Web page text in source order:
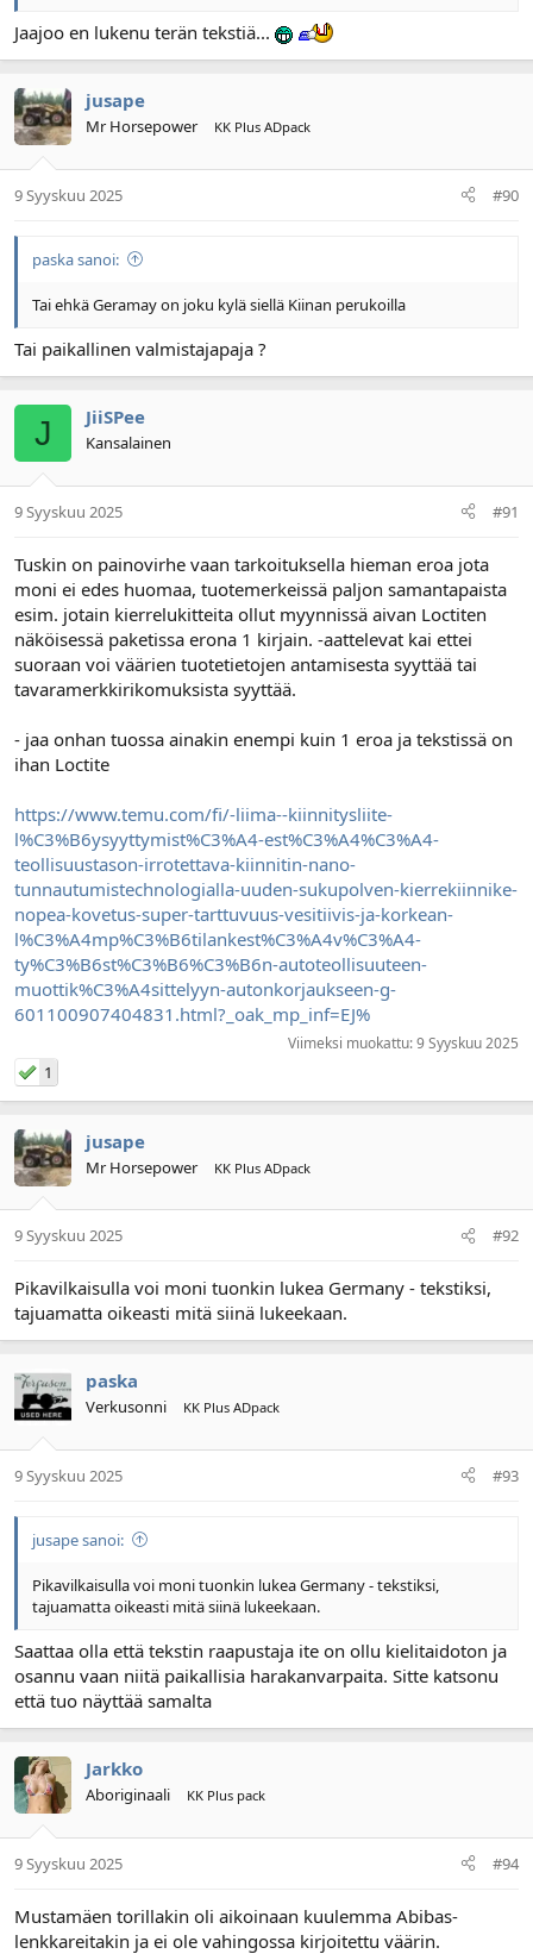
Jaajoo en lukenu terän tekstiä...
jusape
Mr Horsepower KK Plus ADpack
9 Syyskuu 2025 #90
paska sanoi:
Tai ehkä Geramay on joku kylä siellä Kiinan perukoilla
Tai paikallinen valmistajapaja ?
J JiiSPee
Kansalainen
9 Syyskuu 2025 #91
Tuskin on painovirhe vaan tarkoituksella hieman eroa jota
moni ei edes huomaa, tuotemerkeissä paljon samantapaista
esim. jotain kierrelukitteita ollut myynnissä aivan Loctiten
näköisessä paketissa erona 1 kirjain. -aattelevat kai ettei
suoraan voi väärien tuotetietojen antamisesta syyttää tai
tavaramerkkirikomuksista syyttää.
- jaa onhan tuossa ainakin enempi kuin 1 eroa ja tekstissä on
ihan Loctite
https://www.temu.com/fi/-liima--kiinnitysliite-
l%C3%B6ysyyttymist%C3%A4-est%C3%A4%C3%A4-
teollisuustason-irrotettava-kiinnitin-nano-
tunnautumistechnologialla-uuden-sukupolven-kierrekiinnike-
nopea-kovetus-super-tarttuvuus-vesitiivis-ja-korkean-
l%C3%A4mp%C3%B6tilankest%C3%A4v%C3%A4-
ty%C3%B6st%C3%B6%C3%B6n-autoteollisuuteen-
muottik%C3%A4sittelyyn-autonkorjaukseen-g-
601100907404831.html?_oak_mp_inf=EJ%
Viimeksi muokattu:9 Syyskuu 2025
1
jusape
Mr Horsepower KK Plus ADpack
9 Syyskuu 2025 #92
Pikavilkaisulla voi moni tuonkin lukea Germany - tekstiksi,
tajuamatta oikeasti mitä siinä lukeekaan.
paska
Verkusonni KK Plus ADpack
9 Syyskuu 2025 #93
jusape sanoi:
Pikavilkaisulla voi moni tuonkin lukea Germany - tekstiksi,
tajuamatta oikeasti mitä siinä lukeekaan.
Saattaa olla että tekstin raapustaja ite on ollu kielitaidoton ja
osannu vaan niitä paikallisia harakanvarpaita. Sitte katsonu
että tuo näyttää samalta
Jarkko
Aboriginaali KK Plus pack
9 Syyskuu 2025 #94
Mustamäen torillakin oli aikoinaan kuulemma Abibas-
lenkkareitakin ja ei ole vahingossa kirjoitettu väärin.